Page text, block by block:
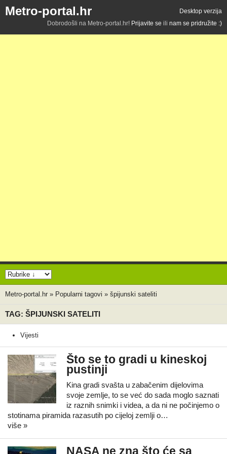
Metro-portal.hr
Desktop verzija
Dobrodošli na Metro-portal.hr! Prijavite se ili nam se pridružite :)
Metro-portal.hr » Popularni tagovi » špijunski sateliti
TAG: ŠPIJUNSKI SATELITI
Vijesti
Što se to gradi u kineskoj
pustinji
Kina gradi svašta u zabačenim dijelovima
svoje zemlje, to se već do sada moglo saznati
iz raznih snimki i videa, a da ni ne počinjemo o
stotinama piramida razasutih po cijeloj zemlji o…
više »
NASA ne zna što će sa